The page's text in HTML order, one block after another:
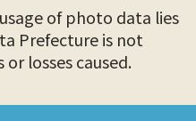
of photo data lies
Prefecture is not
losses caused.